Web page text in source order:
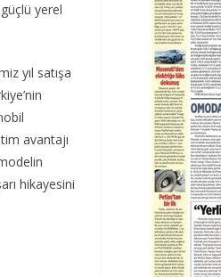
yerel
yıl satışa
avantajı
hikayesini